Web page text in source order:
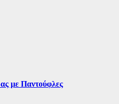
με Παντούφλες